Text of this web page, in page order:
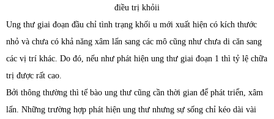
Ung thư giai đoạn đầu chỉ tình trạng khối u mới xuất hiện có kích thước
nhỏ và chưa có khả năng xâm lấn sang các mô cũng như chưa di căn sang
các vị trí khác. Do đó, nếu như phát hiện ung thư giai đoạn 1 thì tỷ lệ chữa
trị được rất cao.
Bởi thông thường thì tế bào ung thư cũng cần thời gian để phát triển, xâm
lấn. Những trường hợp phát hiện ung thư nhưng sự sống chỉ kéo dài vài